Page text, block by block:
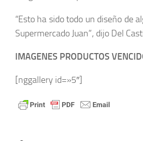
“Esto ha sido todo un diseño de
Supermercado Juan”, dijo Del
IMAGENES PRODUCTOS
[nggallery id=»5″]